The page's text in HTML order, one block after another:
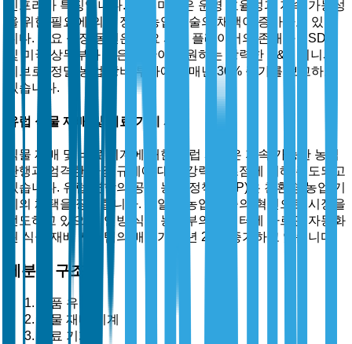
인프라가 특징입니다. 특히 미국은 운영 효율성과 지속 가능성
을 위한 필요에 의해 정밀 농업 기술의 채택이 증가하고 있습
니다. 주요 성장 동인은 주요 시장 플레이어의 존재와 USDA
및 미국 상무부와 같은 기관이 지원하는 강력한 R&D 이니셔
티브로, 정밀 농업 장비 투자에서 매년 30% 증가를 보고하고
있습니다.
유럽 식물 재배 및 비료 기계 시장
식물 재배 및 비료 기계에 대한 유럽 시장은 지속 가능한 농업
관행과 엄격한 환경 규제에 대한 강력한 초점에 의해 주도되고
있습니다. 유럽 연합의 공통 농업 정책(CAP)은 친환경 농업 기
계의 채택을 장려합니다. 독일은 농업 기술의 혁신으로 시장을
선도하고 있으며, 연방 식품 농업부의 데이터에 따르면 자동화
된 식물 재배 시스템의 배치가 매년 20% 증가하고 있습니다.
세분화 구조
제품 유형별
식물 재배 기계
비료 기계